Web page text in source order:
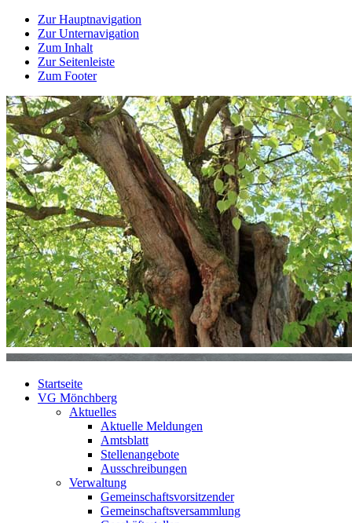
Zur Hauptnavigation
Zur Unternavigation
Zum Inhalt
Zur Seitenleiste
Zum Footer
Startseite
VG Mönchberg
Aktuelles
Aktuelle Meldungen
Amtsblatt
Stellenangebote
Ausschreibungen
Verwaltung
Gemeinschaftsvorsitzender
Gemeinschaftsversammlung